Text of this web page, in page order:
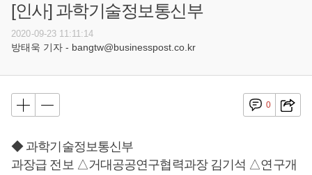
[인사] 과학기술정보통신부
2020-09-23 11:11:14
방태욱 기자 - bangtw@businesspost.co.kr
0
◆ 과학기술정보통신부
과장급 전보 △거대공공연구협력과장 김기석 △연구개